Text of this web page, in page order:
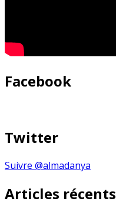
Facebook
Twitter
Suivre @almadanya
Articles récents